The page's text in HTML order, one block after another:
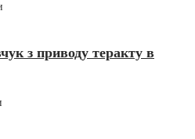
з приводу теракту в